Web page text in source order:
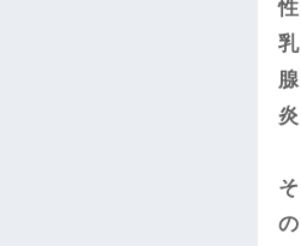
性
乳
腺
炎
そ
の